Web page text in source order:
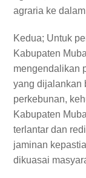
agraria ke
Kedua; Untuk
Kabupaten
mengendalikan
yang dijalankan
perkebunan,
Kabupaten
terlantar dan
jaminan
dikuasai